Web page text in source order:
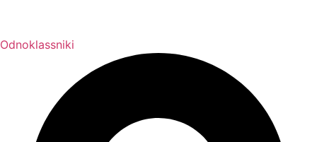
Odnoklassniki